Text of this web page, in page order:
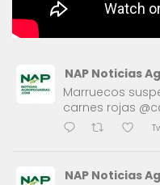
NAP Noticias
Marruecos
carnes rojas
NAP Noticias